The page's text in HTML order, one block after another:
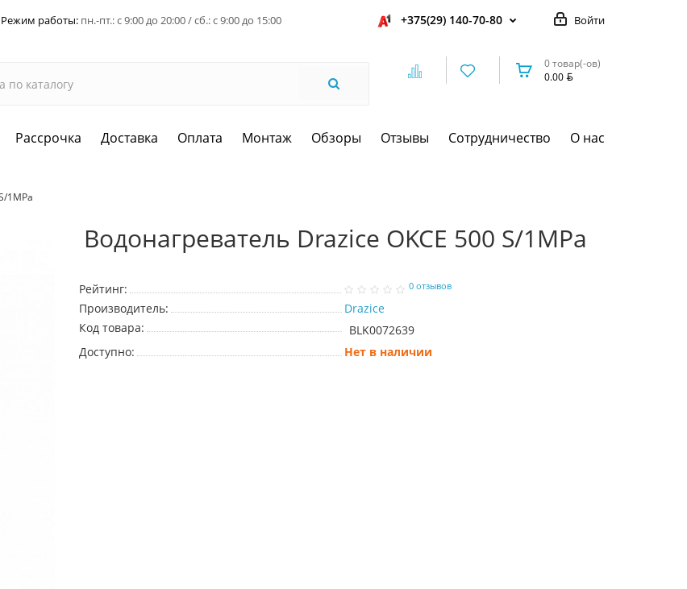
Режим работы: пн.-пт.: с 9:00 до 20:00 / сб.: с 9:00 до 15:00 Войти
+375(29) 140-70-80
0 товар(-ов)
0.00
Рассрочка Доставка Оплата Монтаж Обзоры Отзывы Сотрудничество О нас
1MPa
Водонагреватель Drazice OKCE 500 S/1MPa
Рейтинг: 0 отзывов
Производитель:
Drazice
Код товара:
BLK0072639
Доступно:
Нет в наличии